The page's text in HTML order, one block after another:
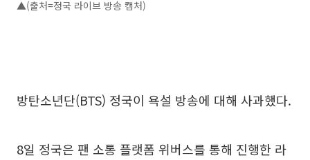
▲(출처=정국 라이브 방송 캡처)
방탄소년단(BTS) 정국이 욕설 방송에 대해 사과했다.
8일 정국은 팬 소통 플랫폼 위버스를 통해 진행한 라